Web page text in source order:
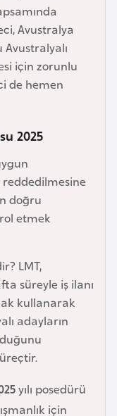
Avustralya
için zorunlu
de hemen
2025
reddedilmesine
doğru
etmek
LMT,
süreyle iş ilanı
kullanarak
adayların
yılı posedürü
için